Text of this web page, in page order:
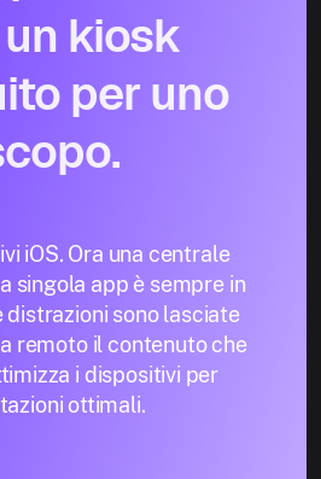
kiosk
per uno
iOS. Ora una centrale
singola app è sempre in
distrazioni sono lasciate
remoto il contenuto che
i dispositivi per
ottimali.